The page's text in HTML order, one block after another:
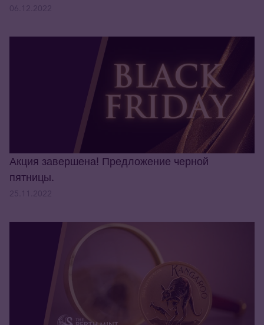
Акция завершена! Предложение черной
пятницы.